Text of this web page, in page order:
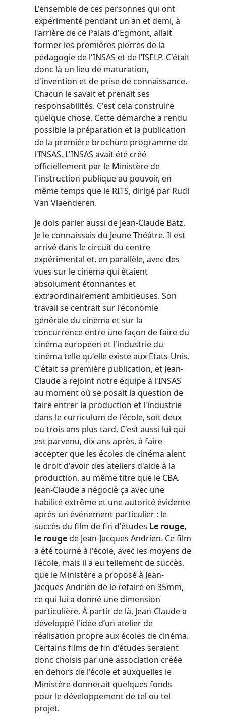
L'ensemble de ces personnes qui ont
expérimenté pendant un an et demi, à
l'arrière de ce Palais d'Egmont, allait
former les premières pierres de la
pédagogie de l'INSAS et de l’ISELP. C'était
donc là un lieu de maturation,
d'invention et de prise de connaissance.
Chacun le savait et prenait ses
responsabilités. C'est cela construire
quelque chose. Cette démarche a rendu
possible la préparation et la publication
de la première brochure programme de
l'INSAS. L'INSAS avait été créé
officiellement par le Ministère de
l'instruction publique au pouvoir, en
même temps que le RITS, dirigé par Rudi
Van Vlaenderen.
Je dois parler aussi de Jean-Claude Batz.
Je le connaissais du Jeune Théâtre. Il est
arrivé dans le circuit du centre
expérimental et, en parallèle, avec des
vues sur le cinéma qui étaient
absolument étonnantes et
extraordinairement ambitieuses. Son
travail se centrait sur l'économie
générale du cinéma et sur la
concurrence entre une façon de faire du
cinéma européen et l'industrie du
cinéma telle qu'elle existe aux Etats-Unis.
C'était sa première publication, et Jean-
Claude a rejoint notre équipe à l'INSAS
au moment où se posait la question de
faire entrer la production et l'industrie
dans le curriculum de l'école, soit deux
ou trois ans plus tard. C'est aussi lui qui
est parvenu, dix ans après, à faire
accepter que les écoles de cinéma aient
le droit d'avoir des ateliers d'aide à la
production, au même titre que le CBA.
Jean-Claude a négocié ça avec une
habilité extrême et une autorité évidente
après un événement particulier : le
succès du film de fin d'études Le rouge,
le rougede Jean-Jacques Andrien. Ce film
a été tourné à l'école, avec les moyens de
l'école, mais il a eu tellement de succès,
que le Ministère a proposé à Jean-
Jacques Andrien de le refaire en 35mm,
ce qui lui a donné une dimension
particulière. À partir de là, Jean-Claude a
développé l'idée d’un atelier de
réalisation propre aux écoles de cinéma.
Certains films de fin d'études seraient
donc choisis par une association créée
en dehors de l'école et auxquelles le
Ministère donnerait quelques fonds
pour le développement de tel ou tel
projet.